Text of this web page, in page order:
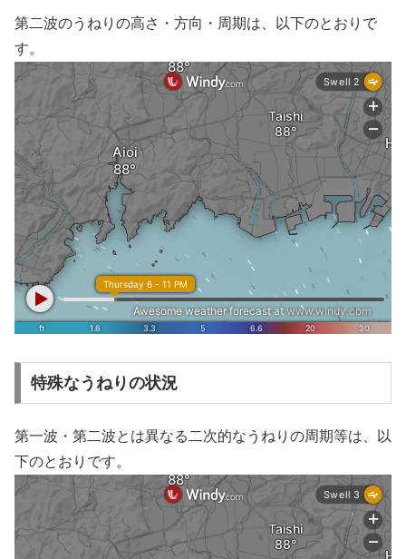
第二波のうねりの高さ・方向・周期は、以下のとおりで
す。
特殊なうねりの状況
第一波・第二波とは異なる二次的なうねりの周期等は、以
下のとおりです。